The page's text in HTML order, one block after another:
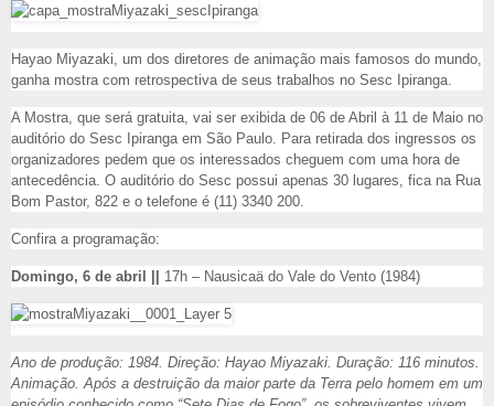
Hayao Miyazaki, um dos diretores de animação mais famosos do mundo,
ganha mostra com retrospectiva de seus trabalhos no Sesc Ipiranga.
A Mostra, que será gratuita, vai ser exibida de 06 de Abril à 11 de Maio no
auditório do Sesc Ipiranga em São Paulo. Para retirada dos ingressos os
organizadores pedem que os interessados cheguem com uma hora de
antecedência. O auditório do Sesc possui apenas 30 lugares, fica na Rua
Bom Pastor, 822 e o telefone é (11) 3340 200.
Confira a programação:
Domingo, 6 de abril || 17h – Nausicaä do Vale do Vento (1984)
Ano de produção: 1984. Direção: Hayao Miyazaki. Duração: 116 minutos.
Animação. Após a destruição da maior parte da Terra pelo homem em um